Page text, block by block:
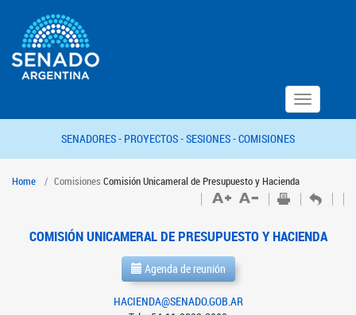
Toggle
navigation
SENADORES - PROYECTOS -SESIONES -COMISIONES
Home Comisiones Comisión Unicameral de Presupuesto y Hacienda
COMISIÓN UNICAMERAL DE PRESUPUESTO Y HACIENDA
Agenda de reunión
HACIENDA@SENADO.GOB.AR